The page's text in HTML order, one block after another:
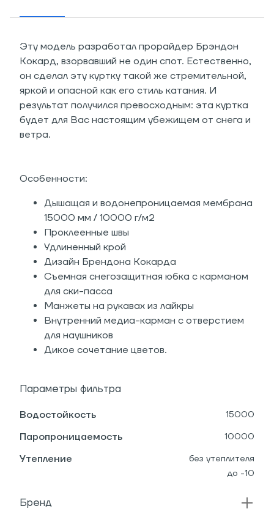
Эту модель разработал прорайдер Брэндон
Кокард, взорвавший не один спот. Естественно,
он сделал эту куртку такой же стремительной,
яркой и опасной как его стиль катания. И
результат получился превосходным: эта куртка
будет для Вас настоящим убежищем от снега и
ветра.
Особенности:
Дышащая и водонепроницаемая мембрана
15000 мм / 10000 г/м2
Проклеенные швы
Удлиненный крой
Дизайн Брендона Кокарда
Съемная снегозащитная юбка с карманом
для ски-пасса
Манжеты на рукавах из лайкры
Внутренний медиа-карман с отверстием
для наушников
Дикое сочетание цветов.
Параметры фильтра
Водостойкость 15000
Паропроницаемость 10000
Утепление
без утеплителя
до -10
Бренд